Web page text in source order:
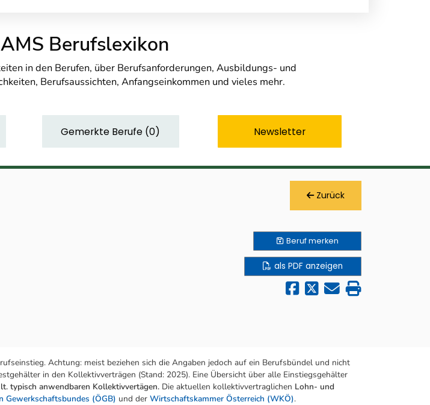
Berufslexikon
in den Berufen, über Berufsanforderungen, Ausbildungs- und
Berufsaussichten, Anfangseinkommen und vieles mehr.
Gemerkte Berufe (0) Newsletter
Zurück
Berufmerken
als PDF anzeigen
Achtung: meist beziehen sich die Angaben jedoch auf ein Berufsbündel und nicht
in den Kollektivverträgen (Stand: 2025). Eine Übersicht über alle Einstiegsgehälter
typisch anwendbaren Kollektivvertägen. Die aktuellen kollektivvertraglichen Lohn- und
Gewerkschaftsbundes (ÖGB) und der Wirtschaftskammer Österreich (WKÖ).